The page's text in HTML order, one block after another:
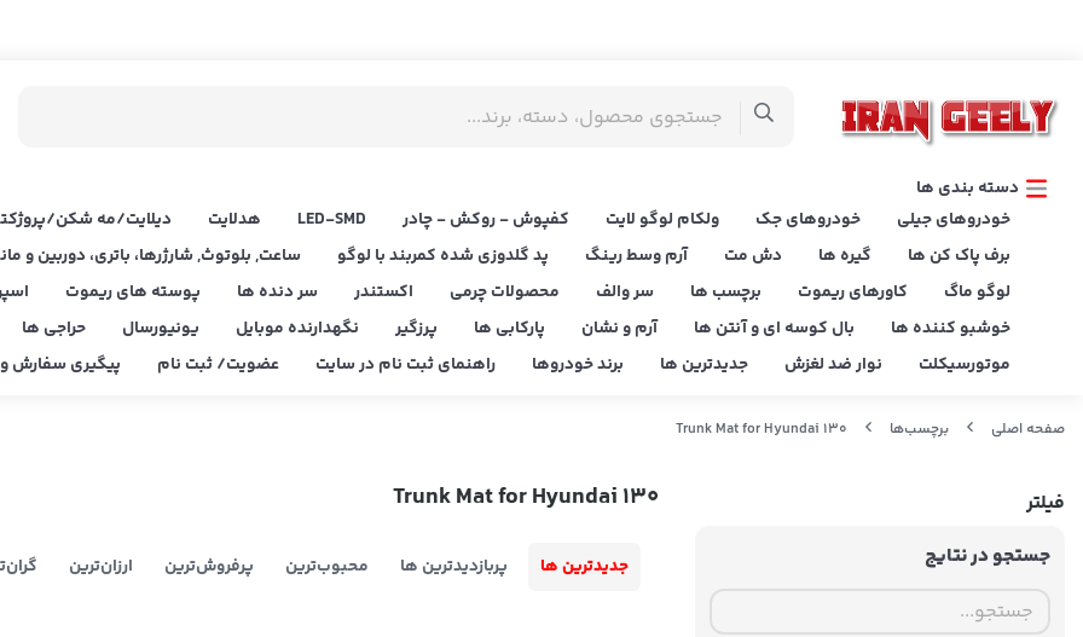
دسته بندی ها
خودروهای جیلی
خودروهای جک ولکام لوگو لایت کفپوش - روکش - چادر LED‌-SMD هدلایت دیلایت/مه شکن/
برف پاک کن ها
گیره ها دش مت آرم وسط رینگ پد گلدوزی شده کمربند با لوگو ساعت, بلوتوث, شارژرها، باتری، دوربین و
لوگو ماگ
کاورهای ریموت برچسب ها سر والف محصولات چرمی اکستندر سر دنده ها پوسته های ریموت
خوشبو کننده ها
بال کوسه ای و آنتن ها آرم و نشان پارکابی ها پرزگیر نگهدارنده موبایل یونیورسال حراجی ها
موتورسیکلت
نوار ضد لغزش جدیدترین ها برند خودروها راهنمای ثبت نام در سایت عضویت/ ثبت نام پیگیری سفارش و
صفحه اصلی برچسب‌ها Trunk Mat for Hyundai 130
فیلتر
جستجو در نتایج
Trunk Mat for Hyundai 130
جدیدترین ها پربازدیدترین ها محبوب‌‌ترین پرفروش‌ترین ارزان‌ترین